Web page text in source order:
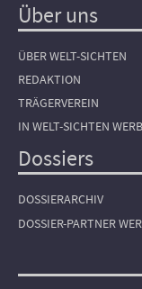
Über uns
ÜBER WELT-SICHTEN
REDAKTION
TRÄGERVEREIN
IN WELT-SICHTEN
Dossiers
DOSSIERARCHIV
DOSSIER-PARTNER